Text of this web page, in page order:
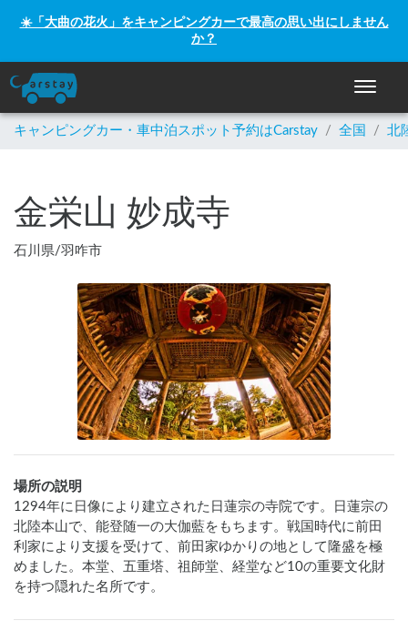
☀️「大曲の花火」をキャンピングカーで最高の思い出にしません
か？
ナビゲ
キャンピングカー・車中泊スポット予約はCarstay / 全国 / 北
金栄山 妙成寺
石川県/羽咋市
場所の説明
1294年に日像により建立された日蓮宗の寺院です。日蓮宗の
北陸本山で、能登随一の大伽藍をもちます。戦国時代に前田
利家により支援を受けて、前田家ゆかりの地として隆盛を極
めました。本堂、五重塔、祖師堂、経堂など10の重要文化財
を持つ隠れた名所です。